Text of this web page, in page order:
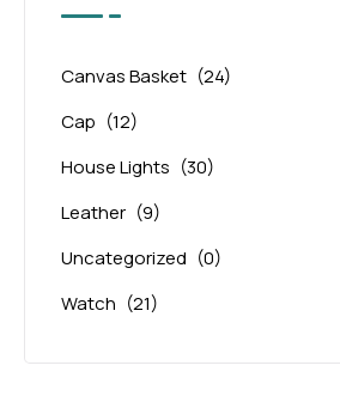
Canvas Basket (24)
Cap (12)
House Lights (30)
Leather (9)
Uncategorized (0)
Watch (21)